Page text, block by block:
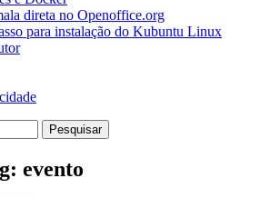
direta no Openoffice.org
para instalação do Kubuntu Linux
evento